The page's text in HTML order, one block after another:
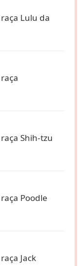
Lulu da
Shih-tzu
Poodle
Jack